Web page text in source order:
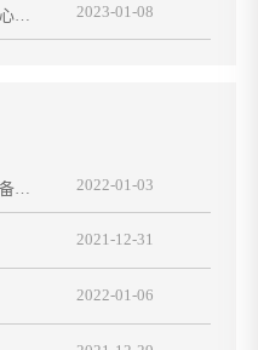
又
2023-01-08
搬
2022-01-03
2021-12-31
2022-01-06